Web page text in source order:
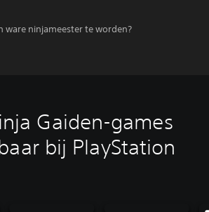
ware ninjameester te worden?
Gaiden-games
bij PlayStation